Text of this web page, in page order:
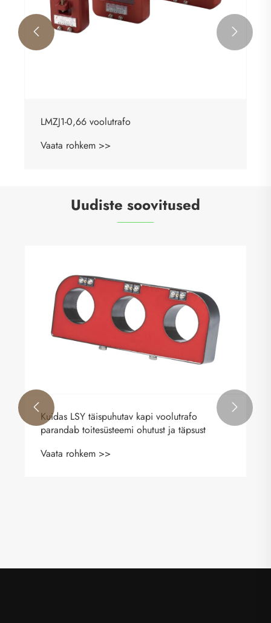
LMZJ1-0,66 voolutrafo
Vaata rohkem >>
 
Uudiste soovitused
Kuidas LSY täispuhutav kapi voolutrafo
parandab toitesüsteemi ohutust ja täpsust
Vaata rohkem >>
 